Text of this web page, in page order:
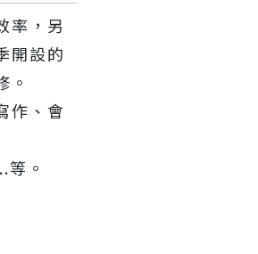
率，另
開設的
。
作、會
。